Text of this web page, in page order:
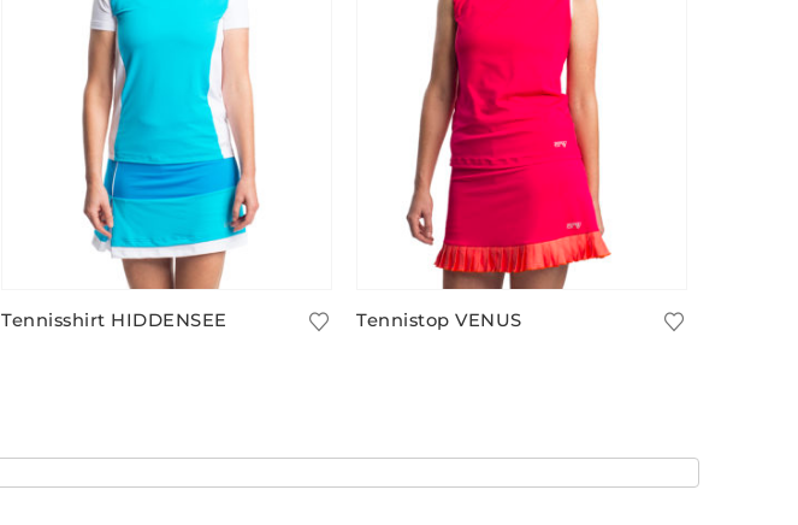
Tennisshirt HIDDENSEE Tennistop VENUS